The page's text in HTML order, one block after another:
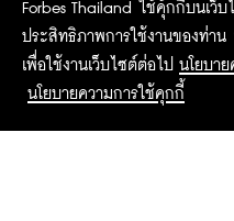
Forbes Thailand ใช้คุ้กกี้บนเว็บ
ประสิทธิภาพการใช้งานของท่า
เพื่อใช้งานเว็บไซต์ต่อไป นโยบาย
นโยบายความการใช้คุกกี้
2015